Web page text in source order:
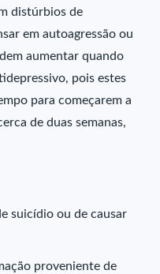
distúrbios de
em autoagressão ou
aumentar quando
pois estes
para começarem a
de duas semanas,
suicídio ou de causar
proveniente de